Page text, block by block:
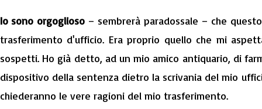
Io sono orgoglioso– sembrerà paradossale – che
trasferimento d'ufficio. Era proprio quello che mi
sospetti. Ho già detto, ad un mio amico antiquario, di
dispositivo della sentenza dietro la scrivania del mio
chiederanno le vere ragioni del mio trasferimento.